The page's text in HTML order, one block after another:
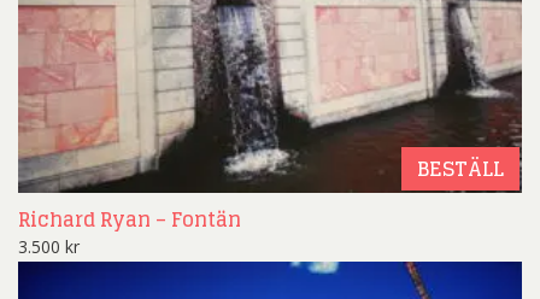
BESTÄLL
Richard Ryan – Fontän
3.500 kr